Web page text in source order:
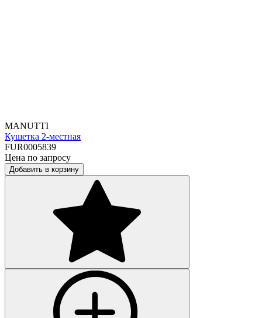
MANUTTI
Кушетка 2-местная
FUR0005839
Цена по запросу
Добавить в корзину